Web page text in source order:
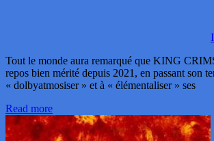
Tout le monde aura remarqué que KING
repos bien mérité depuis 2021, en passant son
« dolbyatmosiser » et à « élémentaliser » ses
Read more